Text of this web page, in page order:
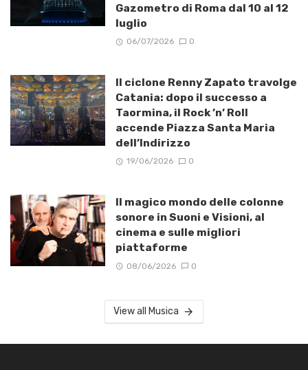
Gazometro di Roma dal 10 al 12
luglio
06/07/2026 0
Il ciclone Renny Zapato travolge
Catania: dopo il successo a
Taormina, il Rock ’n’ Roll
accende Piazza Santa Maria
dell’Indirizzo
19/06/2026 0
Il magico mondo delle colonne
sonore in Suoni e Visioni, al
cinema e sulle migliori
piattaforme
08/06/2026 0
View all Musica